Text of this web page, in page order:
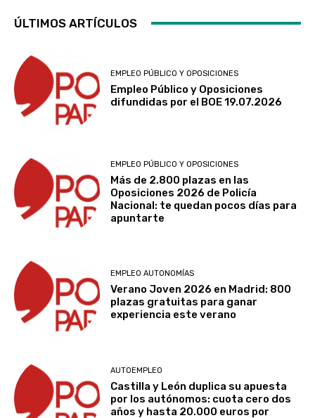
ÚLTIMOS ARTÍCULOS
EMPLEO PÚBLICO Y OPOSICIONES
Empleo Público y Oposiciones
difundidas por el BOE 19.07.2026
EMPLEO PÚBLICO Y OPOSICIONES
Más de 2.800 plazas en las
Oposiciones 2026 de Policía
Nacional: te quedan pocos días para
apuntarte
EMPLEO AUTONOMÍAS
Verano Joven 2026 en Madrid: 800
plazas gratuitas para ganar
experiencia este verano
AUTOEMPLEO
Castilla y León duplica su apuesta
por los autónomos: cuota cero dos
años y hasta 20.000 euros por